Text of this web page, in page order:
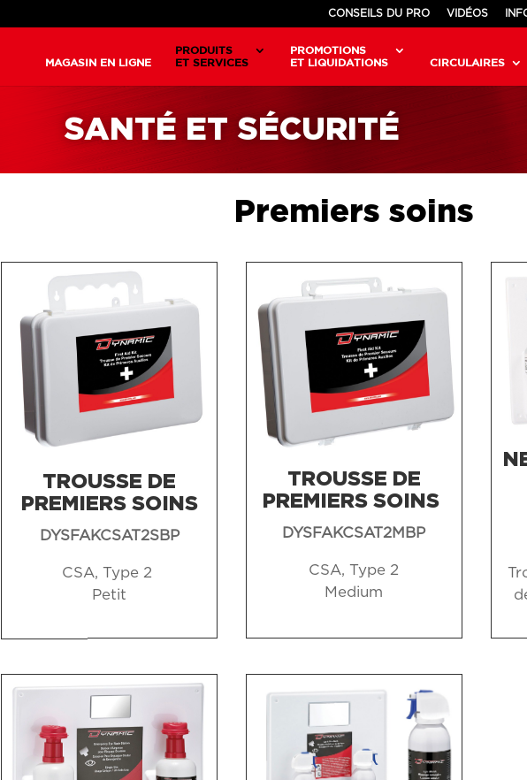
CONSEILS DU PRO VIDÉOS
MAGASIN EN LIGNE
PRODUITS
ET SERVICES
PROMOTIONS
ET LIQUIDATIONS
CIRCULAIRES
SANTÉ ET SÉCURITÉ
Premiers soins
TROUSSE DE
PREMIERS SOINS
DYSFAKCSAT2SBP
CSA, Type 2
Petit
TROUSSE DE
PREMIERS SOINS
DYSFAKCSAT2MBP
CSA, Type 2
Medium